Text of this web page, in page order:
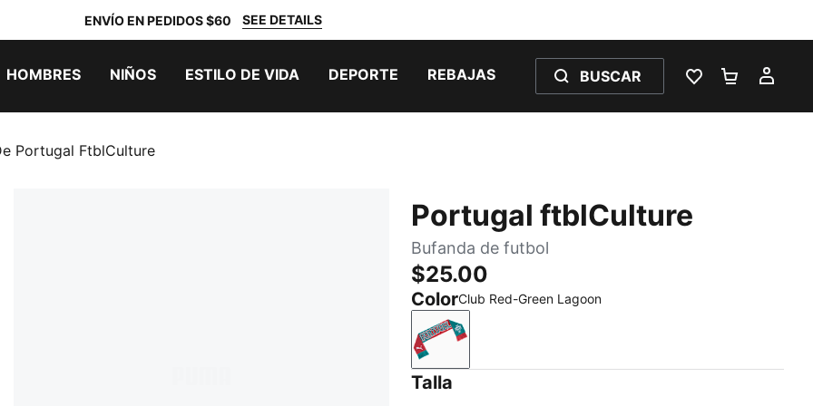
ENVÍO EN PEDIDOS $60 SEE DETAILS
HOMBRES NIÑOS ESTILO DE VIDA DEPORTE REBAJAS BUSCAR
LISTA DE
Portugal FtblCulture
Portugal ftblCulture
Bufanda de futbol
$25.00
ColorClub Red-Green Lagoon
Talla